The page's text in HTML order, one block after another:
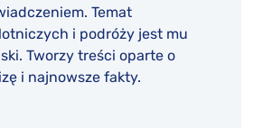
Temat
i podróży jest mu
Tworzy treści oparte o
i najnowsze fakty.